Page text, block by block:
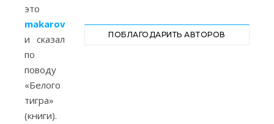
это
makarovslava
и сказал
по
поводу
«Белого
тигра»
(книги).
ПОБЛАГОДАРИТЬ АВТОРОВ